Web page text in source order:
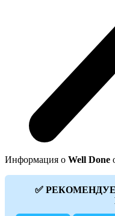
Информация о Well Done
✅